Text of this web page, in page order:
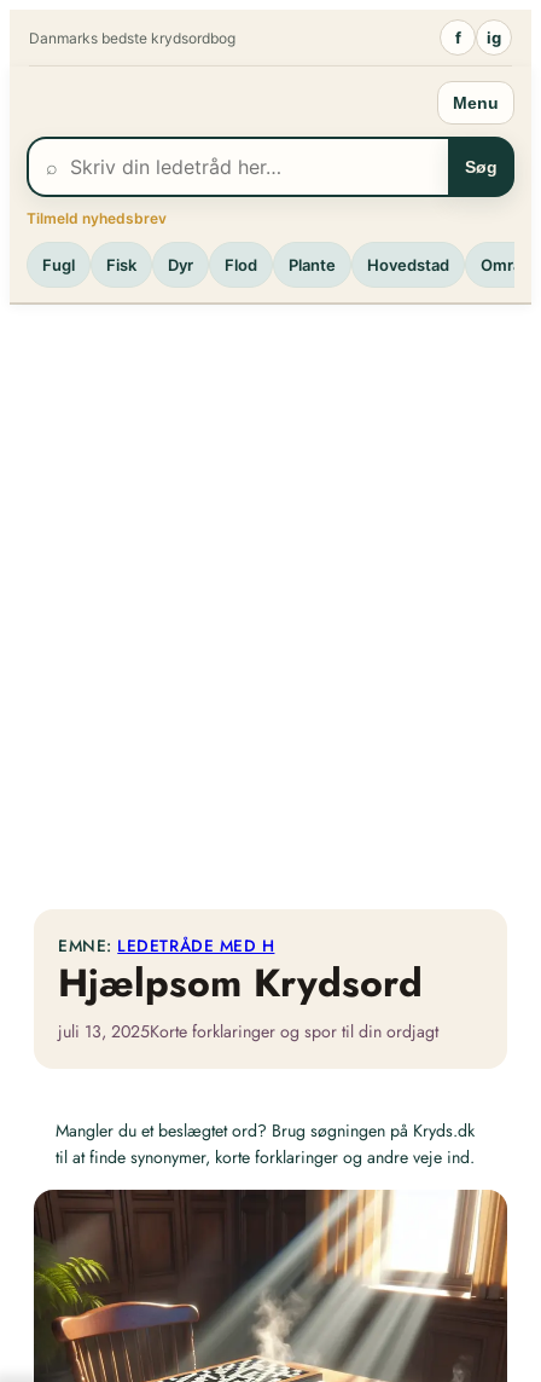
Danmarks bedste krydsordbog f ig
Menu
⌕ Søg
Tilmeld nyhedsbrev
Fugl Fisk Dyr Flod Plante Hovedstad Område
EMNE: LEDETRÅDE MED H
Hjælpsom Krydsord
juli 13, 2025Korte forklaringer og spor til din ordjagt
Mangler du et beslægtet ord? Brug søgningen på Kryds.dk
til at finde synonymer, korte forklaringer og andre veje ind.